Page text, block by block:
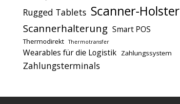
Rugged Tablets Scanner-Holster
Scannerhalterung Smart POS
Thermodirekt Thermotransfer
Wearables für die Logistik Zahlungssystem
Zahlungsterminals